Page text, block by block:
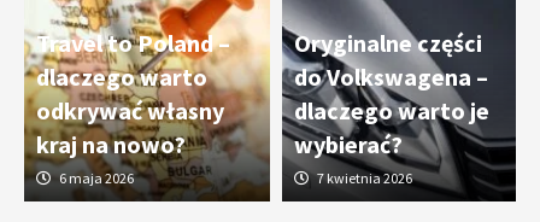
Travel to Poland –
dlaczego warto
odkrywać własny
kraj na nowo?
6 maja 2026
Oryginalne części
do Volkswagena –
dlaczego warto je
wybierać?
7 kwietnia 2026
4
Czy sztuczna inteligencja wyprze pracę
geodety w przyszłości?
Tworzenie aplikacji internetowych – jak